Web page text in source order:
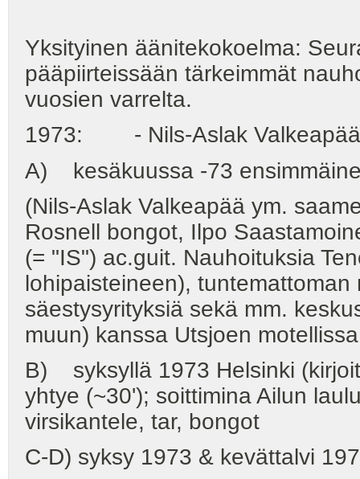
Yksityinen äänitekokoelma:
pääpiirteissään tärkeimmät
vuosien varrelta.
1973: - Nils-Aslak
A) kesäkuussa -73
(Nils-Aslak Valkeapää ym.
Rosnell bongot, Ilpo
(= "IS") ac.guit. Nauhoituksia
lohipaisteineen),
säestysyrityksiä sekä mm.
muun) kanssa Utsjoen
B) syksyllä 1973 Helsinki
yhtye (~30'); soittimina Ailun
virsikantele, tar, bongot
C-D) syksy 1973 & kevättalvi